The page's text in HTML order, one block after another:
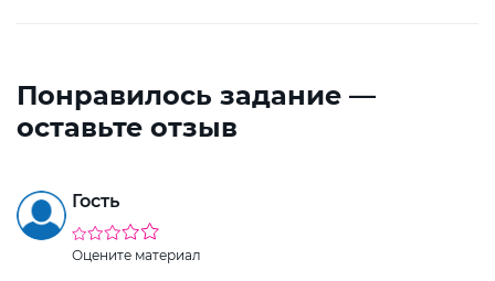
Понравилось задание —
оставьте отзыв
Гость
Оцените материал